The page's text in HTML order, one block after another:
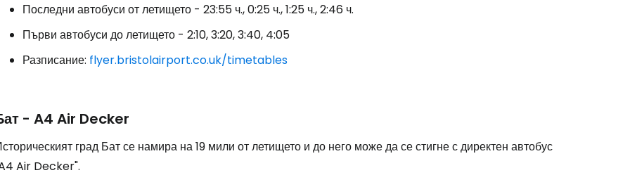
Последни автобуси от летището - 23:55 ч., 0:25 ч., 1:25 ч., 2:46 ч.
Първи автобуси до летището - 2:10, 3:20, 3:40, 4:05
Разписание: flyer.bristolairport.co.uk/timetables
- A4 Air Decker
град Бат се намира на 19 мили от летището и до него може да се стигне с директен автобус
Air Decker".